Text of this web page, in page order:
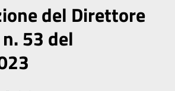
del Direttore
53 del